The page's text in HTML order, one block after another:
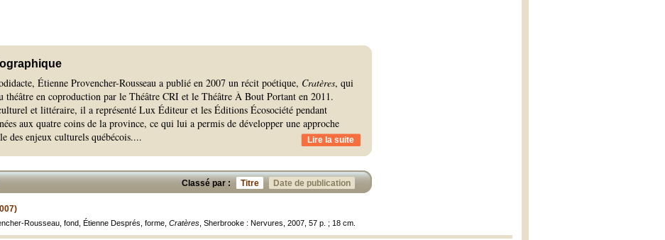
Étienne Provencher-Rousseau a publié en 2007 un récit poétique, Cratères, qui
théâtre en coproduction par le Théâtre CRI et le Théâtre À Bout Portant en 2011.
et littéraire, il a représenté Lux Éditeur et les Éditions Écosociété pendant
aux quatre coins de la province, ce qui lui a permis de développer une approche
des enjeux culturels québécois.... Lire la suite
Classé par : Titre Date de publication
Rousseau, fond, Étienne Després, forme, Cratères , Sherbrooke : Nervures, 2007, 57 p. ; 18 cm.